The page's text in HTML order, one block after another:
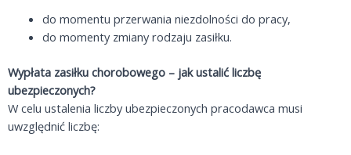
do momentu przerwania niezdolności do pracy,
do momenty zmiany rodzaju zasiłku.
Wypłata zasiłku chorobowego – jak ustalić liczbę
ubezpieczonych?
W celu ustalenia liczby ubezpieczonych pracodawca musi
uwzględnić liczbę: